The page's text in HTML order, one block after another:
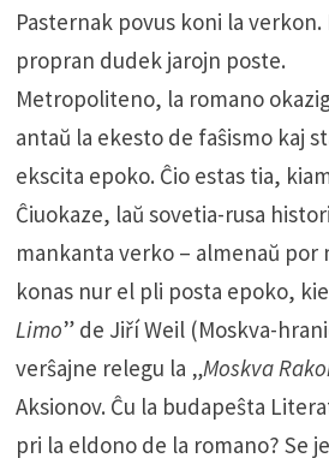
Pasternak povus koni la verkon.
propran dudek jarojn poste.
Metropoliteno, la romano
antaŭ la ekesto de faŝismo kaj
ekscita epoko. Ĉio estas tia,
Ĉiuokaze, laŭ sovetia-rusa
mankanta verko – almenaŭ por
konas nur el pli posta epoko,
Limo” de Jiří Weil (Moskva-
verŝajne relegu la „Moskva
Aksionov. Ĉu la budapeŝta
pri la eldono de la romano? Se